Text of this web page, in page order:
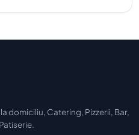
domiciliu, Catering, Pizzerii, Bar,